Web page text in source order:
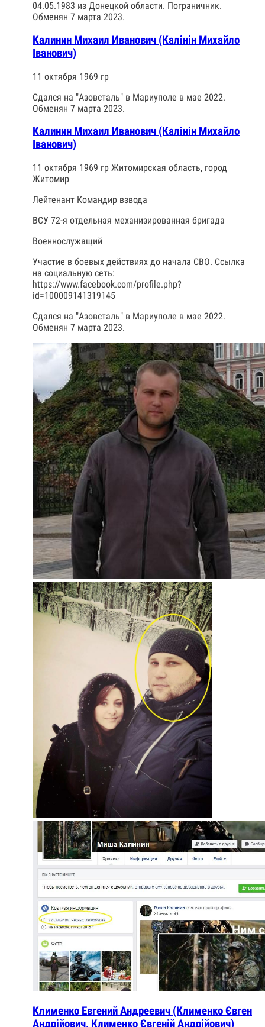
04.05.1983 из Донецкой области. Пограничник.
Обменян 7 марта 2023.
Калинин Михаил Иванович (Калінін Михайло
Іванович)
11 октября 1969 гр
Сдался на "Азовсталь" в Мариуполе в мае 2022.
Обменян 7 марта 2023.
Калинин Михаил Иванович (Калінін Михайло
Іванович)
11 октября 1969 гр Житомирская область, город
Житомир
Лейтенант Командир взвода
ВСУ 72-я отдельная механизированная бригада
Военнослужащий
Участие в боевых действиях до начала СВО. Ссылка
на социальную сеть:
https://www.facebook.com/profile.php?
id=100009141319145
Сдался на "Азовсталь" в Мариуполе в мае 2022.
Обменян 7 марта 2023.
Клименко Евгений Андреевич (Клименко Євген
Андрійович, Клименко Євгеній Андрійович)